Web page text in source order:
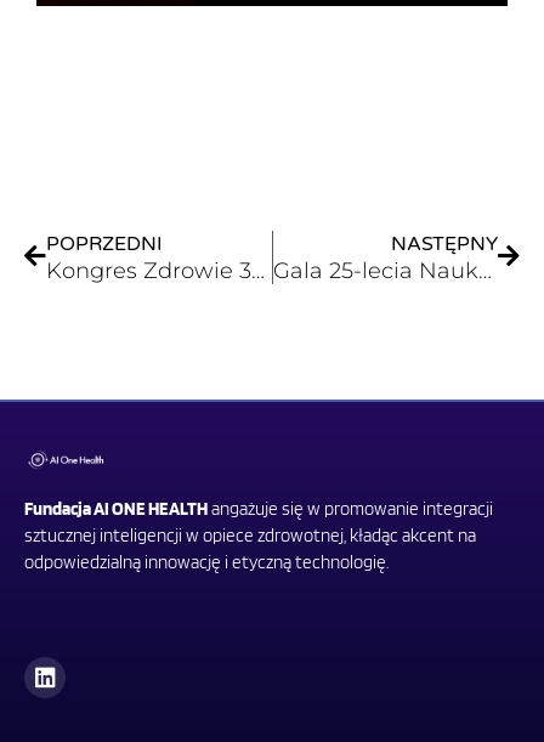
POPRZEDNI
Kongres Zdrowie 360 – Bezpieczeństwo w zdrowiu
NASTĘPNY
Gala 25-lecia Naukowej Fundacji Polpharmy
Fundacja AI ONE HEALTHangażuje się w promowanie integracji
sztucznej inteligencji w opiece zdrowotnej, kładąc akcent na
odpowiedzialną innowację i etyczną technologię.
i
n